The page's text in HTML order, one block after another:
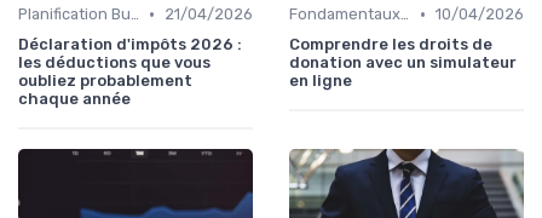
Planification Budgétaire •
21/04/2026
Déclaration d'impôts 2026 :
les déductions que vous
oubliez probablement
chaque année
Fondamentaux de la Finance • 10/04/2026
Comprendre les droits de
donation avec un simulateur
en ligne